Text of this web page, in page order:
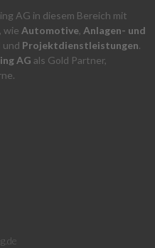
AG in diesem Bereich mit
wie Automotive, Anlagen- und
und Projektdienstleistungen.
AG als Gold Partner,